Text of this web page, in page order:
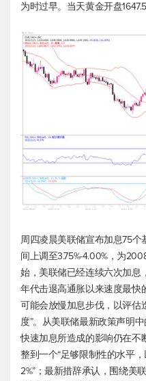
为时过早。当天黄金开盘
周四凌晨美联储宣布加息75
间上调至3.75%-4.00%，为
始，美联储已经连续六次加息
年代击退高通胀以来速度最快
可能会放慢加息步伐，以评估
度”。从美联储最新政策声明
快速加息所造成的影响仍在不
整到一个“足够限制性的水平
2%”；最新措辞承认，围绕美